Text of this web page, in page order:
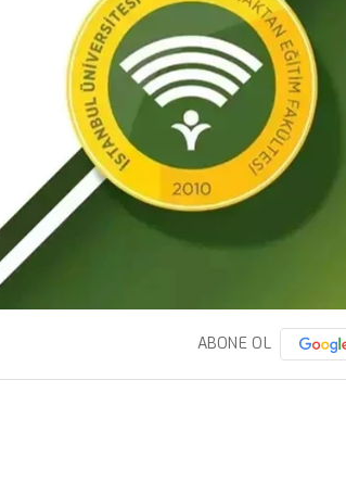
ABONE OL